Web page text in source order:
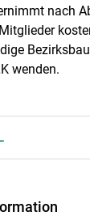
nach
wenden.